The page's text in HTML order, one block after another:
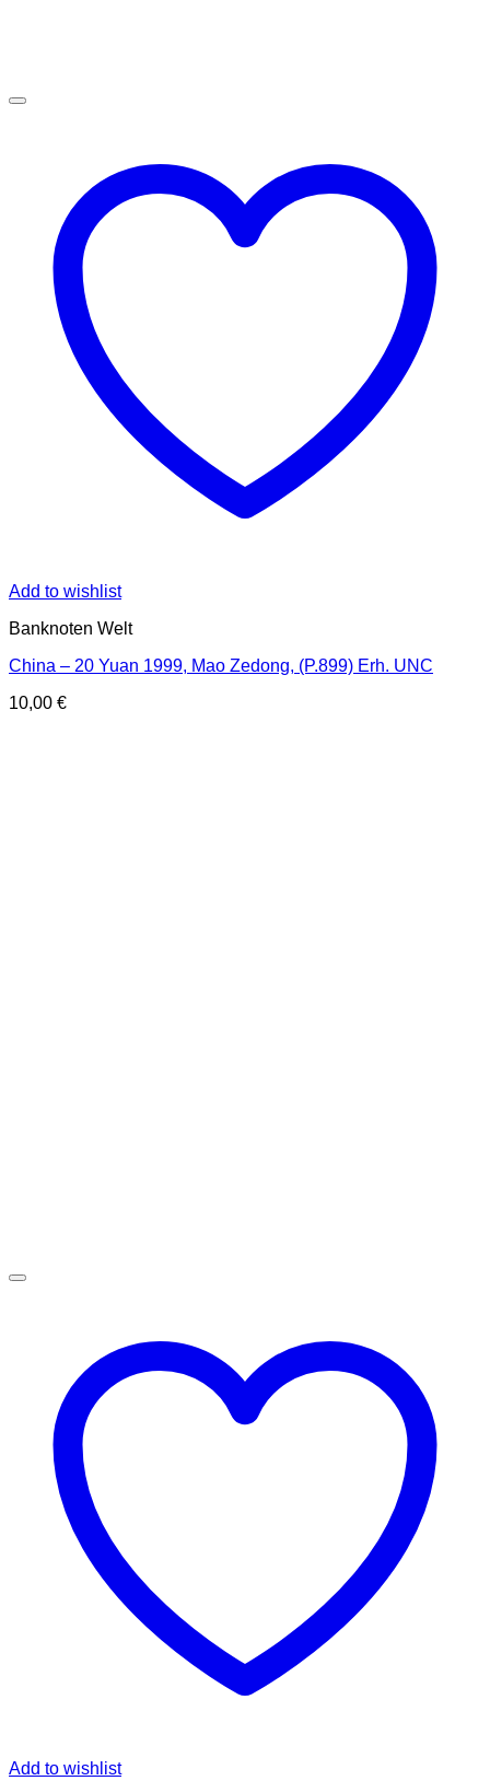
Add to wishlist
Banknoten Welt
China – 20 Yuan 1999, Mao Zedong, (P.899) Erh. UNC
10,00 €
Add to wishlist